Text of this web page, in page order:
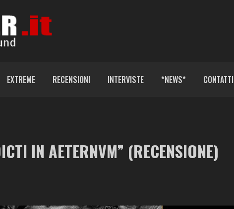
EXTREME RECENSIONI INTERVISTE *NEWS* CONTATTI
IN AETERNVM” (RECENSIONE)